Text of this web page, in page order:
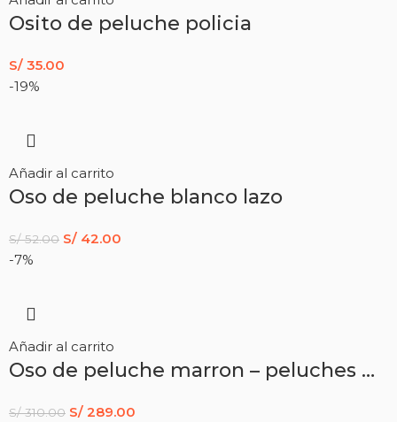
Osito de peluche policia
S/ 35.00
-19%
Añadir al carrito
Oso de peluche blanco lazo
S/52.00 S/ 42.00
-7%
Añadir al carrito
Oso de peluche marron – peluches gigantes
S/310.00 S/ 289.00